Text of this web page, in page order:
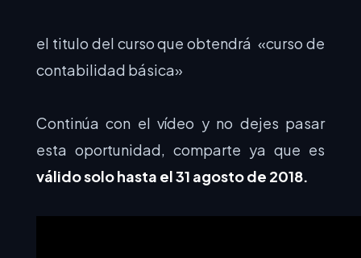
el titulo del curso que obtendrá «curso de
contabilidad básica»
Continúa con el vídeo y no dejes pasar
esta oportunidad, comparte ya que es
válido solo hasta el 31 agosto de 2018.